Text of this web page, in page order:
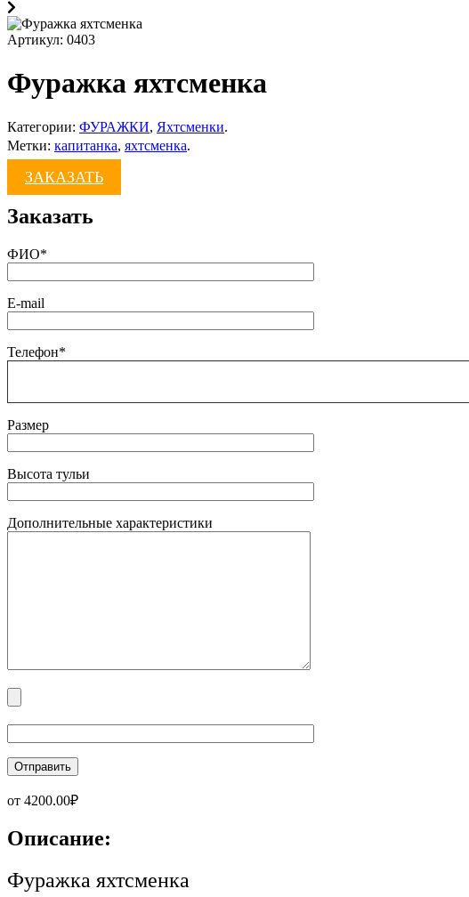
Артикул: 0403
Фуражка яхтсменка
Категории: ФУРАЖКИ, Яхтсменки.
Метки: капитанка, яхтсменка.
ЗАКАЗАТЬ
Заказать
ФИО*
E-mail
Телефон*
Размер
Высота тульи
Дополнительные характеристики
от 4200.00₽
Описание:
Фуражка яхтсменка